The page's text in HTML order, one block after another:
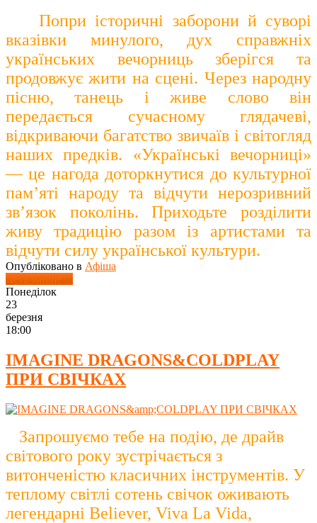
Попри історичні заборони й суворі
вказівки минулого, дух справжніх
українських вечорниць зберігся та
продовжує жити на сцені. Через народну
пісню, танець і живе слово він
передається сучасному глядачеві,
відкриваючи багатство звичаїв і світогляд
наших предків. «Українські вечорниці»
— це нагода доторкнутися до культурної
пам’яті народу та відчути нерозривний
зв’язок поколінь. Приходьте розділити
живу традицію разом із артистами та
відчути силу української культури.
Опубліковано в Афіша
Детальніше ...
Понеділок
23
березня
18:00
IMAGINE DRAGONS&COLDPLAY
ПРИ СВІЧКАХ
Запрошуємо тебе на подію, де драйв
світового року зустрічається з
витонченістю класичних інструментів. У
теплому світлі сотень свічок оживають
легендарні Believer, Viva La Vida,